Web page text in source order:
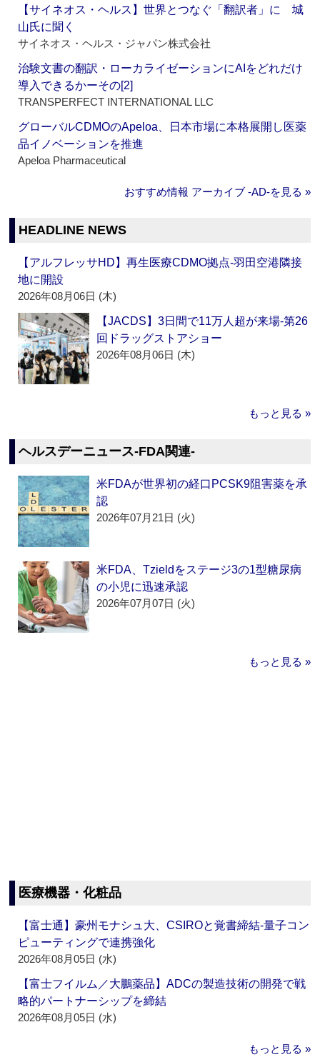
【サイネオス・ヘルス】世界とつなぐ「翻訳者」に 城
山氏に聞く
サイネオス・ヘルス・ジャパン株式会社
治験文書の翻訳・ローカライゼーションにAIをどれだけ
導入できるかーその[2]
TRANSPERFECT INTERNATIONAL LLC
グローバルCDMOのApeloa、日本市場に本格展開し医薬
品イノベーションを推進
Apeloa Pharmaceutical
おすすめ情報 アーカイブ ‐AD‐を見る »
HEADLINE NEWS
【アルフレッサHD】再生医療CDMO拠点‐羽田空港隣接
地に開設
2026年08月06日 (木)
【JACDS】3日間で11万人超が来場‐第26
回ドラッグストアショー
2026年08月06日 (木)
もっと見る »
ヘルスデーニュース‐FDA関連‐
米FDAが世界初の経口PCSK9阻害薬を承
認
2026年07月21日 (火)
米FDA、Tzieldをステージ3の1型糖尿病
の小児に迅速承認
2026年07月07日 (火)
もっと見る »
医療機器・化粧品
【富士通】豪州モナシュ大、CSIROと覚書締結‐量子コン
ピューティングで連携強化
2026年08月05日 (水)
【富士フイルム／大鵬薬品】ADCの製造技術の開発で戦
略的パートナーシップを締結
2026年08月05日 (水)
もっと見る »